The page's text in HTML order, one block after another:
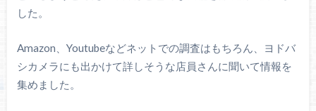
した。
Amazon、Youtubeなどネットでの調査はもちろん、ヨドバ
シカメラにも出かけて詳しそうな店員さんに聞いて情報を
集めました。